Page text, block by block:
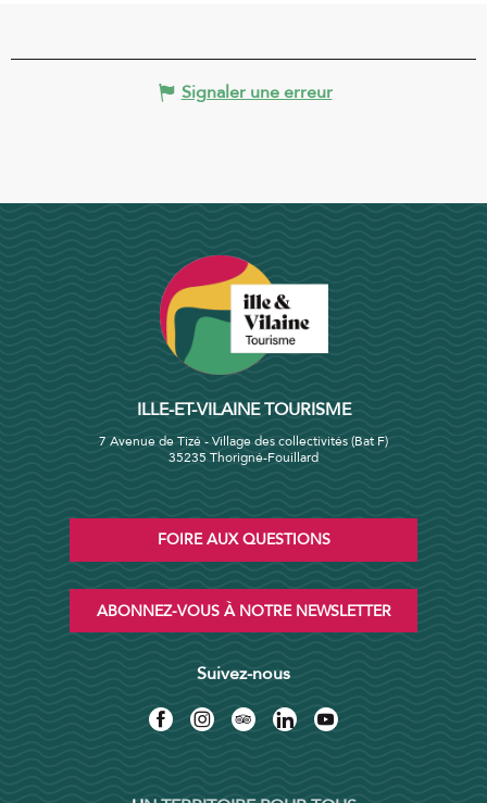
Signaler une erreur
ILLE-ET-VILAINE TOURISME
7 Avenue de Tizé - Village des collectivités (Bat F)
35235 Thorigné-Fouillard
FOIRE AUX QUESTIONS
ABONNEZ-VOUS À NOTRE NEWSLETTER
Suivez-nous